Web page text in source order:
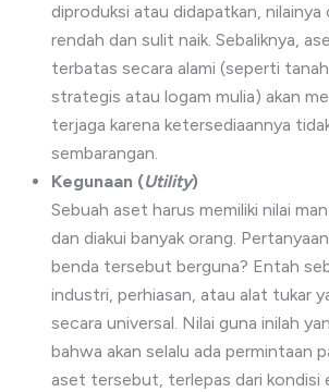
diproduksi atau didapatkan, nilainya
rendah dan sulit naik. Sebaliknya,
terbatas secara alami (seperti
strategis atau logam mulia) akan
terjaga karena ketersediaannya
sembarangan.
Kegunaan (Utility)
Sebuah aset harus memiliki nilai
dan diakui banyak orang.
benda tersebut berguna? Entah
industri, perhiasan, atau alat tukar
secara universal. Nilai guna inilah
bahwa akan selalu ada permintaan
aset tersebut, terlepas dari kondisi